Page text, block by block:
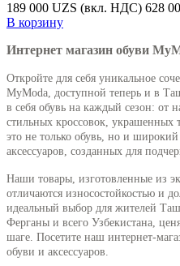
189 000 UZS (вкл. НДС) 628
В корзину
Интернет магазин обуви
Откройте для себя уникальное
MyModa, доступной теперь и в
в себя обувь на каждый сезон: от
стильных кроссовок,
это не только обувь, но и
аксессуаров, созданных для
Наши товары, изготовленные из
отличаются износостойкостью и
идеальный выбор для жителей
Ферганы и всего Узбекистана,
шаге. Посетите наш интернет-
обуви и аксессуаров.